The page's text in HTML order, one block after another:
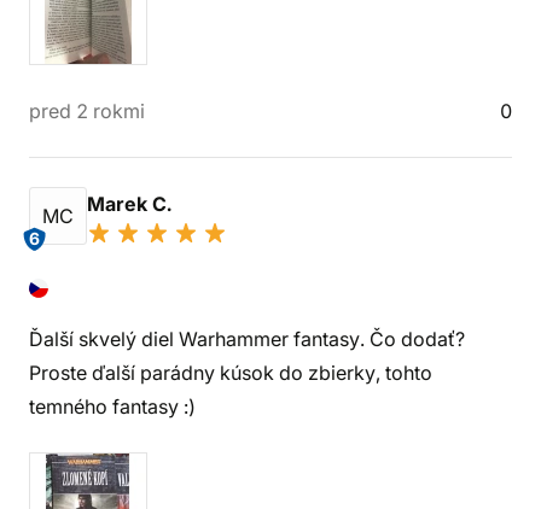
pred 2 rokmi 0
MC
6
Marek C.
Ďalší skvelý diel Warhammer fantasy. Čo dodať?
Proste ďalší parádny kúsok do zbierky, tohto
temného fantasy :)